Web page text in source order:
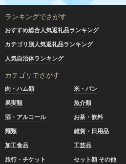
ランキングでさがす
おすすめ総合人気返礼品ランキング
カテゴリ別人気返礼品ランキング
人気自治体ランキング
カテゴリでさがす
肉・ハム類 米・パン
果実類
魚介類
酒・アルコール
お茶・飲料
麺類
雑貨・日用品
加工食品
工芸品
旅行・チケット
セット類 その他